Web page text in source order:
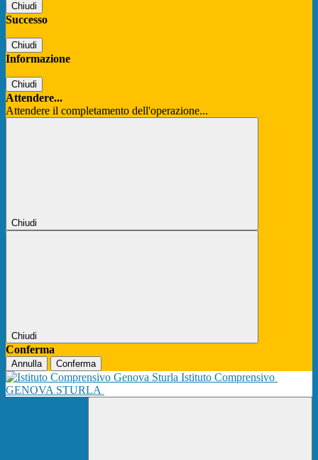
Chiudi
Successo
Chiudi
Informazione
Chiudi
Attendere...
Attendere il completamento dell'operazione...
Chiudi
Chiudi
Conferma
Annulla Conferma
Istituto Comprensivo
GENOVA STURLA